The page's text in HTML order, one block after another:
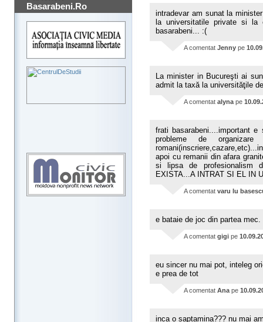
Basarabeni.Ro
intradevar am sunat la
la universitatile private si
basarabeni... :(
A comentat Jenny pe
La minister in Bucureşti ai
admit la taxă la universităţile
A comentat alyna pe
frati basarabeni....important
probleme de
apoi cu remanii din afara
si lipsa de profesionalism
EXISTA...A INTRAT SI EL IN
A comentat varu lu
e bataie de joc din partea mec.
A comentat gigi pe
eu sincer nu mai pot, inteleg
e prea de tot
A comentat Ana pe
inca o saptamina??? nu mai